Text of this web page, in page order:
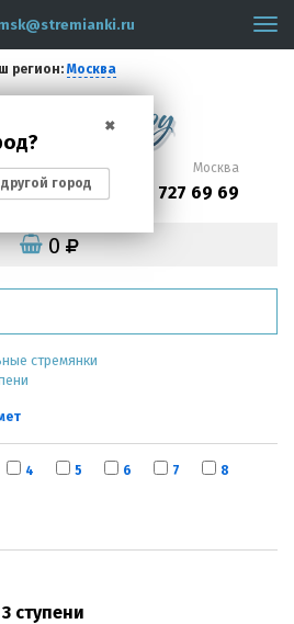
регион: Москва
✖
город
Москва
(495) 727 69 69
0
стремянки
4 5 6 7 8
ступени